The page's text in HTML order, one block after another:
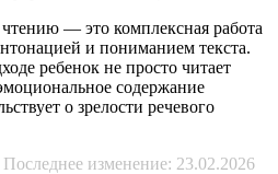
— это комплексная работа
и пониманием текста.
ребенок не просто читает
содержание
о зрелости речевого
изменение: 23.02.2026